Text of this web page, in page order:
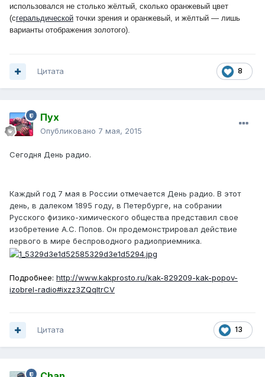
использовался не столько жёлтый, сколько оранжевый цвет
(сгеральдической точки зрения и оранжевый, и жёлтый — лишь
варианты отображения золотого).
8
Цитата
Пух
Опубликовано 7 мая, 2015
Сегодня День радио.
Каждый год 7 мая в России отмечается День радио. В этот
день, в далеком 1895 году, в Петербурге, на собрании
Русского физико-химического общества представил свое
изобретение А.С. Попов. Он продемонстрировал действие
первого в мире беспроводного радиоприемника.
Подробнее: http://www.kakprosto.ru/kak-829209-kak-popov-
izobrel-radio#ixzz3ZQqltrCV
13
Цитата